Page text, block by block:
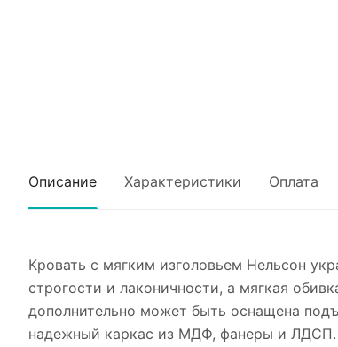
Описание Характеристики Оплата
Кровать с мягким изголовьем Нельсон
строгости и лаконичности, а мягкая
дополнительно может быть оснащена
надежный каркас из МДФ, фанеры и ЛДСП.